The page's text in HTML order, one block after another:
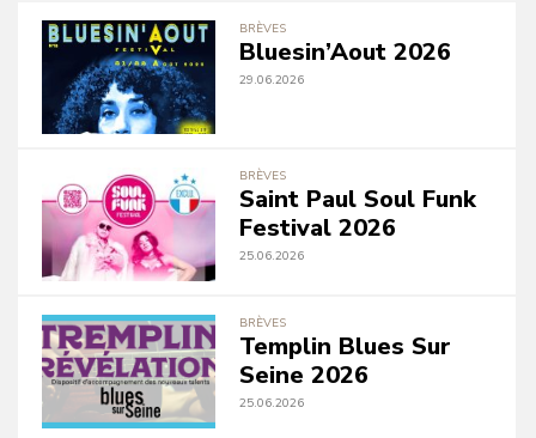
BRÈVES
Bluesin’Aout 2026
29.06.2026
BRÈVES
Saint Paul Soul Funk
Festival 2026
25.06.2026
BRÈVES
Templin Blues Sur
Seine 2026
25.06.2026